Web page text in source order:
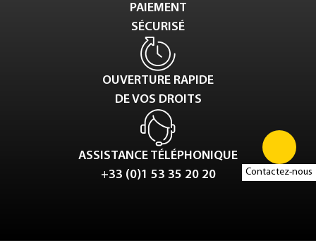
Contactez-nous
PAIEMENT
SÉCURISÉ
OUVERTURE RAPIDE
DE VOS DROITS
ASSISTANCE TÉLÉPHONIQUE
+33 (0)1 53 35 20 20